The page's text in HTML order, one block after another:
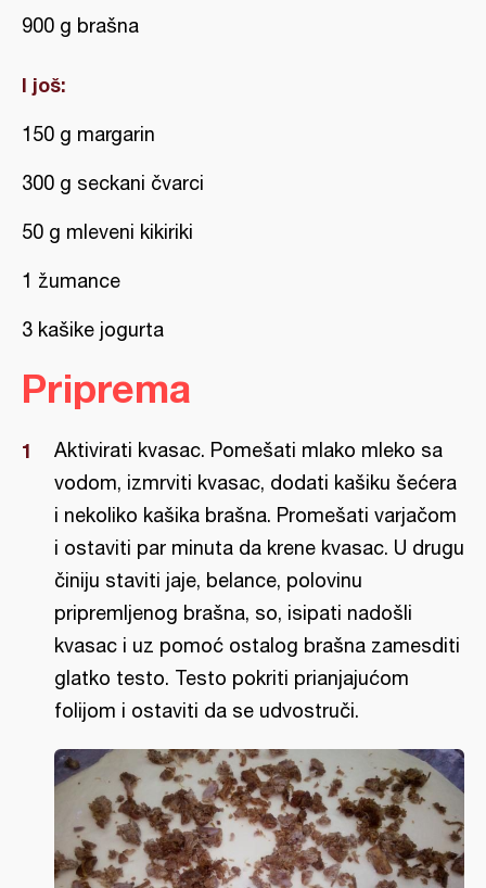
900 g brašna
I još:
150 g margarin
300 g seckani čvarci
50 g mleveni kikiriki
1 žumance
3 kašike jogurta
Priprema
Aktivirati kvasac. Pomešati mlako mleko sa
vodom, izmrviti kvasac, dodati kašiku šećera
i nekoliko kašika brašna. Promešati varjačom
i ostaviti par minuta da krene kvasac. U drugu
činiju staviti jaje, belance, polovinu
pripremljenog brašna, so, isipati nadošli
kvasac i uz pomoć ostalog brašna zamesditi
glatko testo. Testo pokriti prianjajućom
folijom i ostaviti da se udvostruči.